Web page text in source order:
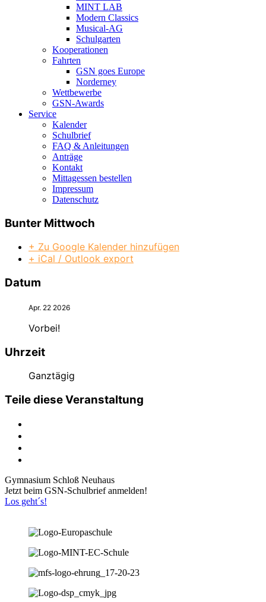
MINT LAB
Modern Classics
Musical-AG
Schulgarten
Kooperationen
Fahrten
GSN goes Europe
Norderney
Wettbewerbe
GSN-Awards
Service
Kalender
Schulbrief
FAQ & Anleitungen
Anträge
Kontakt
Mittagessen bestellen
Impressum
Datenschutz
Bunter Mittwoch
+ Zu Google Kalender hinzufügen
+ iCal / Outlook export
Datum
Apr. 22 2026
Vorbei!
Uhrzeit
Ganztägig
Teile diese Veranstaltung
Gymnasium Schloß Neuhaus
Jetzt beim GSN-Schulbrief anmelden!
Los geht´s!